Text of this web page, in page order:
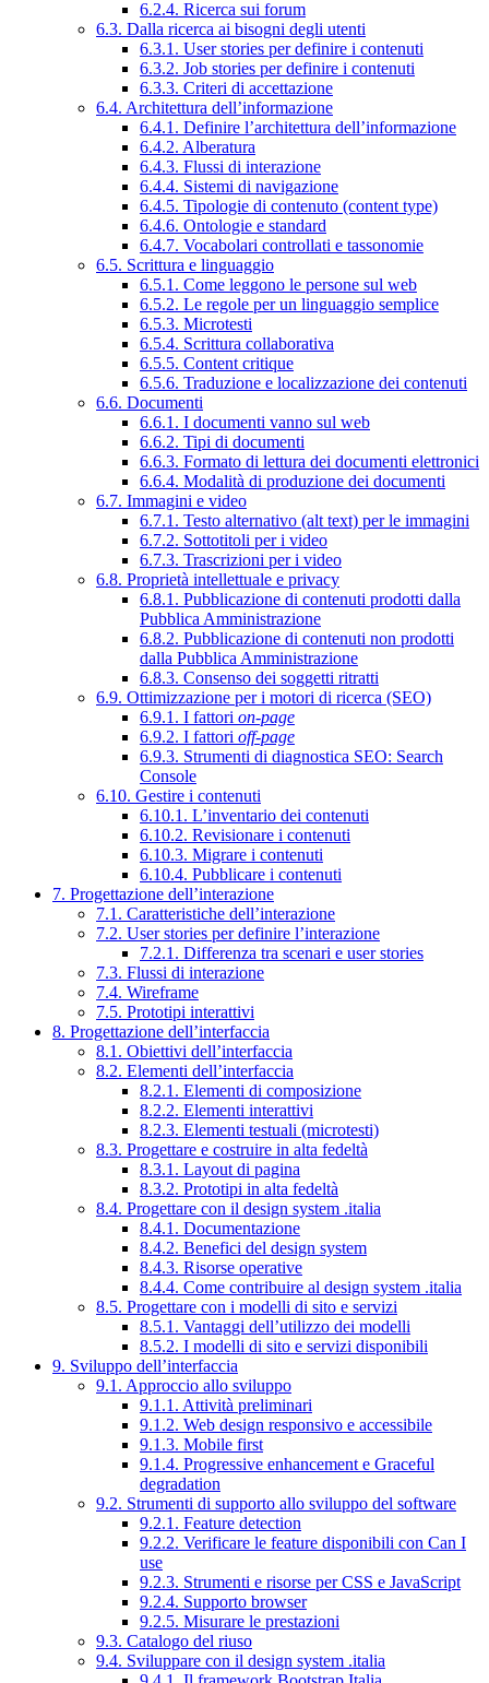
6.2.4. Ricerca sui forum
6.3. Dalla ricerca ai bisogni degli utenti
6.3.1. User stories per definire i contenuti
6.3.2. Job stories per definire i contenuti
6.3.3. Criteri di accettazione
6.4. Architettura dell’informazione
6.4.1. Definire l’architettura dell’informazione
6.4.2. Alberatura
6.4.3. Flussi di interazione
6.4.4. Sistemi di navigazione
6.4.5. Tipologie di contenuto (content type)
6.4.6. Ontologie e standard
6.4.7. Vocabolari controllati e tassonomie
6.5. Scrittura e linguaggio
6.5.1. Come leggono le persone sul web
6.5.2. Le regole per un linguaggio semplice
6.5.3. Microtesti
6.5.4. Scrittura collaborativa
6.5.5. Content critique
6.5.6. Traduzione e localizzazione dei contenuti
6.6. Documenti
6.6.1. I documenti vanno sul web
6.6.2. Tipi di documenti
6.6.3. Formato di lettura dei documenti elettronici
6.6.4. Modalità di produzione dei documenti
6.7. Immagini e video
6.7.1. Testo alternativo (alt text) per le immagini
6.7.2. Sottotitoli per i video
6.7.3. Trascrizioni per i video
6.8. Proprietà intellettuale e privacy
6.8.1. Pubblicazione di contenuti prodotti dalla
Pubblica Amministrazione
6.8.2. Pubblicazione di contenuti non prodotti
dalla Pubblica Amministrazione
6.8.3. Consenso dei soggetti ritratti
6.9. Ottimizzazione per i motori di ricerca (SEO)
6.9.1. I fattori on-page
6.9.2. I fattori off-page
6.9.3. Strumenti di diagnostica SEO: Search
Console
6.10. Gestire i contenuti
6.10.1. L’inventario dei contenuti
6.10.2. Revisionare i contenuti
6.10.3. Migrare i contenuti
6.10.4. Pubblicare i contenuti
7. Progettazione dell’interazione
7.1. Caratteristiche dell’interazione
7.2. User stories per definire l’interazione
7.2.1. Differenza tra scenari e user stories
7.3. Flussi di interazione
7.4. Wireframe
7.5. Prototipi interattivi
8. Progettazione dell’interfaccia
8.1. Obiettivi dell’interfaccia
8.2. Elementi dell’interfaccia
8.2.1. Elementi di composizione
8.2.2. Elementi interattivi
8.2.3. Elementi testuali (microtesti)
8.3. Progettare e costruire in alta fedeltà
8.3.1. Layout di pagina
8.3.2. Prototipi in alta fedeltà
8.4. Progettare con il design system .italia
8.4.1. Documentazione
8.4.2. Benefici del design system
8.4.3. Risorse operative
8.4.4. Come contribuire al design system .italia
8.5. Progettare con i modelli di sito e servizi
8.5.1. Vantaggi dell’utilizzo dei modelli
8.5.2. I modelli di sito e servizi disponibili
9. Sviluppo dell’interfaccia
9.1. Approccio allo sviluppo
9.1.1. Attività preliminari
9.1.2. Web design responsivo e accessibile
9.1.3. Mobile first
9.1.4. Progressive enhancement e Graceful
degradation
9.2. Strumenti di supporto allo sviluppo del software
9.2.1. Feature detection
9.2.2. Verificare le feature disponibili con Can I
use
9.2.3. Strumenti e risorse per CSS e JavaScript
9.2.4. Supporto browser
9.2.5. Misurare le prestazioni
9.3. Catalogo del riuso
9.4. Sviluppare con il design system .italia